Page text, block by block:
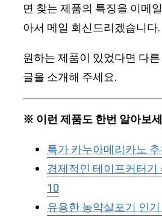
면 찾는 제품의 특징을 이메
아서 메일 회신드리겠습니다.
원하는 제품이 있었다면 다
글을 소개해 주세요.
※ 이런 제품도 한번 알아보
특가 카누아메리카노
경제적인 테이프커터기
10
유용한 농약살포기 인